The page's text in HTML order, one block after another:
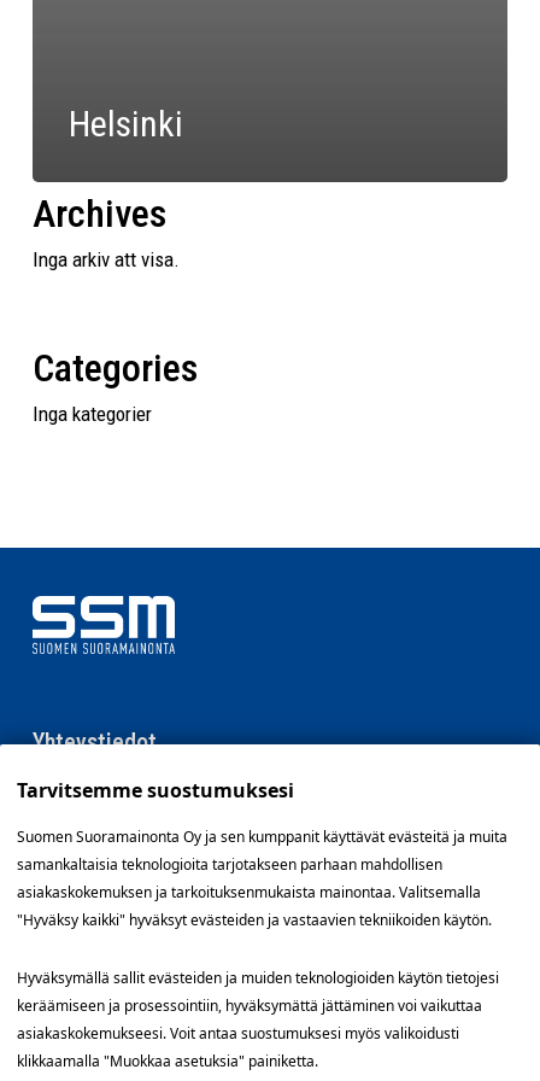
Helsinki
Archives
Inga arkiv att visa.
Categories
Inga kategorier
Yhteystiedot
SSM Suomen Suoramainonta
09 561 56 400
info@ssm.fi
Tietosuojalauseke
Ilmoituskanava
Evästevalinnat »
Tarvitsemme suostumuksesi
Suomen Suoramainonta Oy ja sen kumppanit käyttävät evästeitä ja muita
samankaltaisia teknologioita tarjotakseen parhaan mahdollisen
asiakaskokemuksen ja tarkoituksenmukaista mainontaa. Valitsemalla
"Hyväksy kaikki" hyväksyt evästeiden ja vastaavien tekniikoiden käytön.
Hyväksymällä sallit evästeiden ja muiden teknologioiden käytön tietojesi
keräämiseen ja prosessointiin, hyväksymättä jättäminen voi vaikuttaa
asiakaskokemukseesi. Voit antaa suostumuksesi myös valikoidusti
klikkaamalla "Muokkaa asetuksia" painiketta.